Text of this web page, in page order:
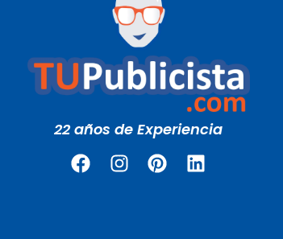
22 años de Experiencia